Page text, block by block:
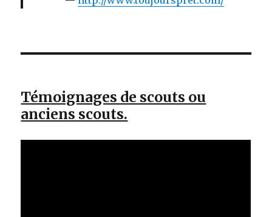
Témoignages de scouts ou
anciens scouts.